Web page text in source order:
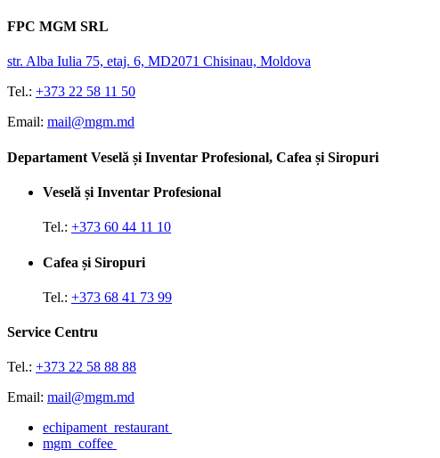
FPC MGM SRL
str. Alba Iulia 75, etaj. 6, MD2071 Chisinau, Moldova
Tel.: +373 22 58 11 50
Email: mail@mgm.md
Departament Veselă și Inventar Profesional, Cafea și Siropuri
Veselă și Inventar Profesional
Tel.: +373 60 44 11 10
Cafea și Siropuri
Tel.: +373 68 41 73 99
Service Centru
Tel.: +373 22 58 88 88
Email: mail@mgm.md
echipament_restaurant
mgm_coffee